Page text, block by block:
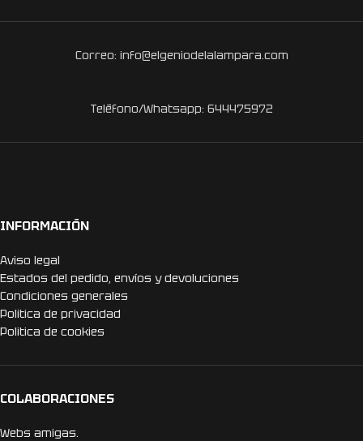
Correo: info@elgeniodelalampara.com
Teléfono/Whatsapp: 644475972
INFORMACIÓN
Aviso legal
Estados del pedido, envíos y devoluciones
Condiciones generales
Politica de privacidad
Politica de cookies
COLABORACIONES
Webs amigas.